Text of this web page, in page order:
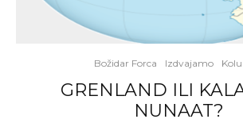
Božidar Forca Izdvajamo
GRENLAND ILI
NUNAAT?